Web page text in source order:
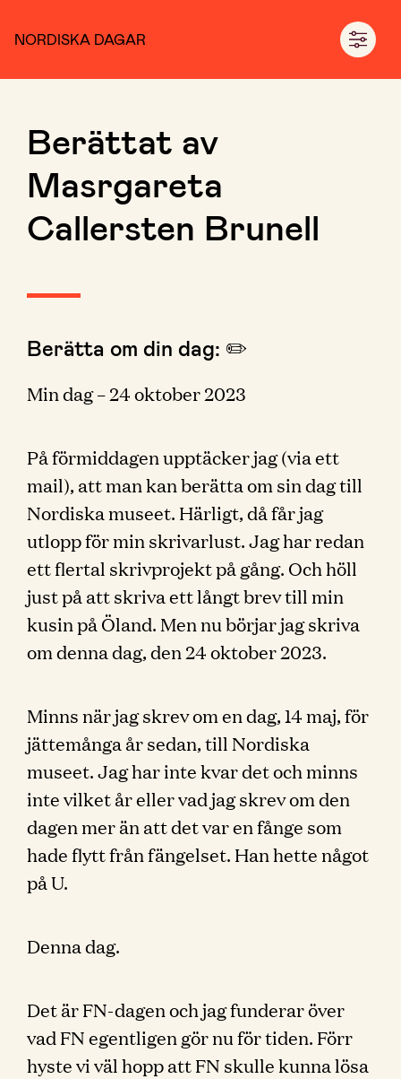
NORDISKA DAGAR
Berättat av
Masrgareta
Callersten Brunell
Berätta om din dag: ✏️
Min dag – 24 oktober 2023
På förmiddagen upptäcker jag (via ett
mail), att man kan berätta om sin dag till
Nordiska museet. Härligt, då får jag
utlopp för min skrivarlust. Jag har redan
ett flertal skrivprojekt på gång. Och höll
just på att skriva ett långt brev till min
kusin på Öland. Men nu börjar jag skriva
om denna dag, den 24 oktober 2023.
Minns när jag skrev om en dag, 14 maj, för
jättemånga år sedan, till Nordiska
museet. Jag har inte kvar det och minns
inte vilket år eller vad jag skrev om den
dagen mer än att det var en fånge som
hade flytt från fängelset. Han hette något
på U.
Denna dag.
Det är FN-dagen och jag funderar över
vad FN egentligen gör nu för tiden. Förr
hyste vi väl hopp att FN skulle kunna lösa